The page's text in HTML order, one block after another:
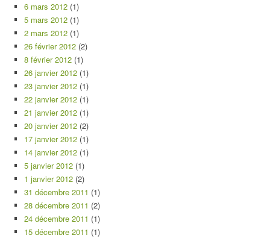
6 mars 2012 (1)
5 mars 2012 (1)
2 mars 2012 (1)
26 février 2012 (2)
8 février 2012 (1)
26 janvier 2012 (1)
23 janvier 2012 (1)
22 janvier 2012 (1)
21 janvier 2012 (1)
20 janvier 2012 (2)
17 janvier 2012 (1)
14 janvier 2012 (1)
5 janvier 2012 (1)
1 janvier 2012 (2)
31 décembre 2011 (1)
28 décembre 2011 (2)
24 décembre 2011 (1)
15 décembre 2011 (1)